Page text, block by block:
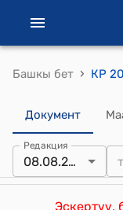
Башкы бет ›
Документ
Редакция
08.08.2025
Эскертүү,